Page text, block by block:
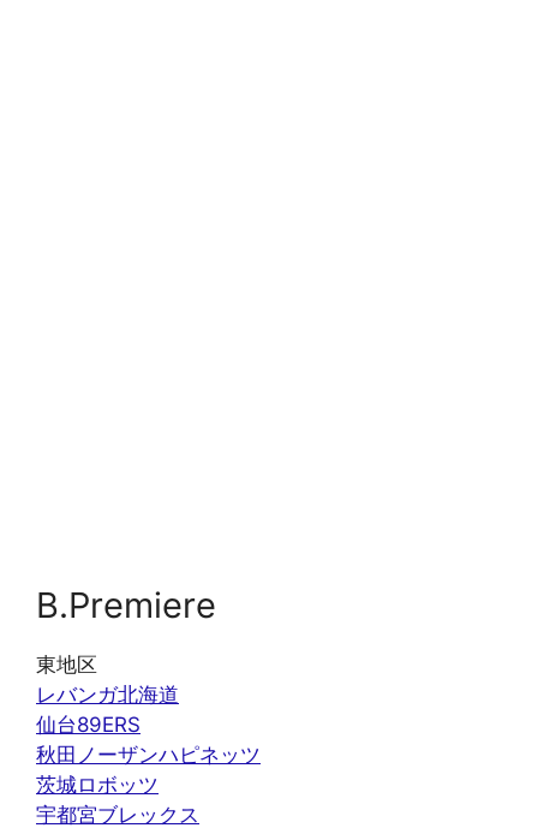
B.Premiere
東地区
レバンガ北海道
仙台89ERS
秋田ノーザンハピネッツ
茨城ロボッツ
宇都宮ブレックス